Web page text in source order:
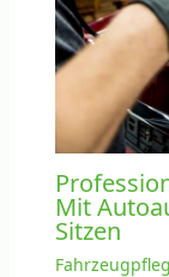
Mit
Sitzen